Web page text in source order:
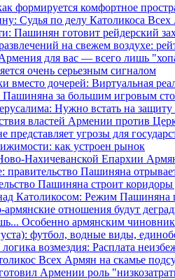
формируется комфортное
Судья по делу Католикоса Всех
Пашинян готовит рейдерский
на свежем воздухе:
для вас — всего лишь
очень серьезным сигналом
вместо дочерей: Виртуальная
Пашиняна за большим игровым
Нужно встать на
властей Армении против
угрозы для
как устроен рынок
Нахичеванской Епархии
правительство Пашиняна
Пашиняна строит
Католикосом: Режим Пашиняна
отношения будут
Особенно армянским
футбол, водные виды,
возмездия: Расплата
Всех Армян на скамье
Армении роль